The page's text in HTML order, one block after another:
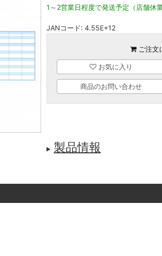
1～2営業日程度で発送予定（店舗休
JANコード: 4.55E+12
ご注文
お気に入り
商品のお問い合わせ
製品情報